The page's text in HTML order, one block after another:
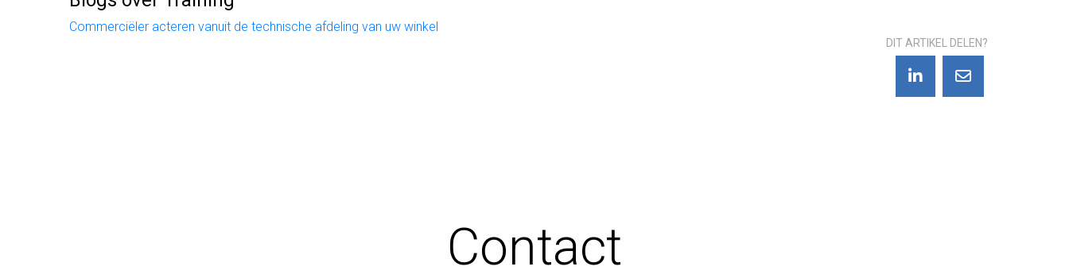
Commerciëler acteren vanuit de technische afdeling van uw winkel
DIT ARTIKEL DELEN?
Contact